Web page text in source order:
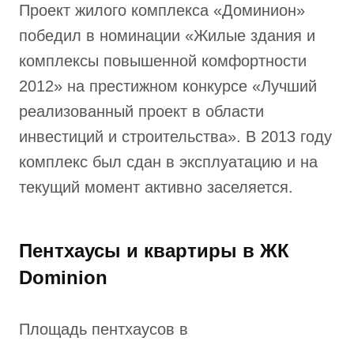
Проект жилого комплекса «Доминион»
победил в номинации «Жилые здания и
комплексы повышенной комфортности
2012» на престижном конкурсе «Лучший
реализованный проект в области
инвестиций и строительства». В 2013 году
комплекс был сдан в эксплуатацию и на
текущий момент активно заселяется.
Пентхаусы и квартиры в ЖК
Dominion
Площадь пентхаусов в